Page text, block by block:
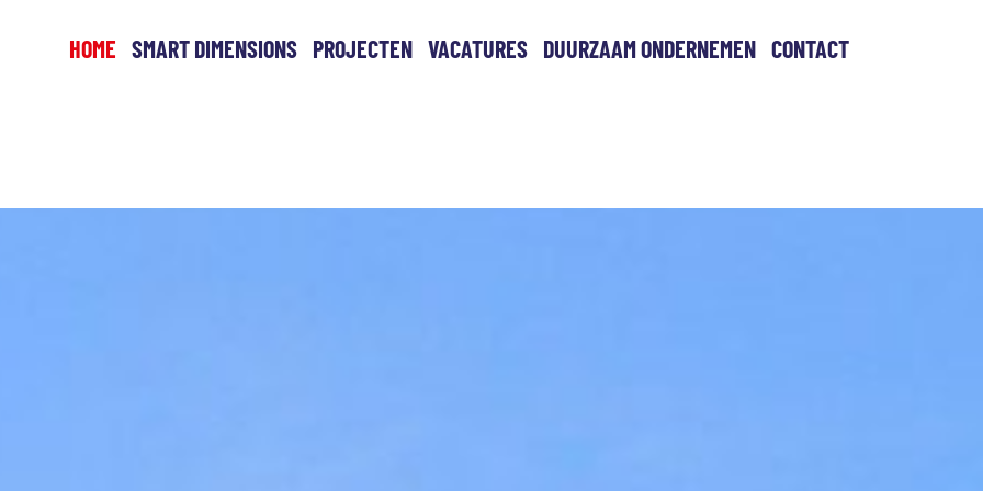
HOME SMART DIMENSIONS PROJECTEN VACATURES DUURZAAM ONDERNEMEN CONTACT